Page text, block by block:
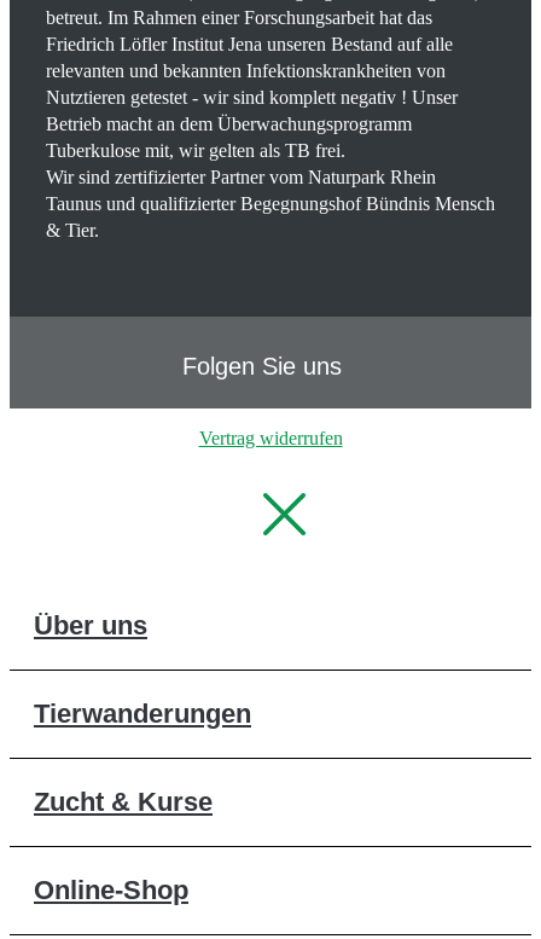
betreut. Im Rahmen einer Forschungsarbeit hat das
Friedrich Löfler Institut Jena unseren Bestand auf alle
relevanten und bekannten Infektionskrankheiten von
Nutztieren getestet - wir sind komplett negativ ! Unser
Betrieb macht an dem Überwachungsprogramm
Tuberkulose mit, wir gelten als TB frei.
Wir sind zertifizierter Partner vom Naturpark Rhein
Taunus und qualifizierter Begegnungshof Bündnis Mensch
& Tier.
Folgen Sie uns
Vertrag widerrufen
Über uns
Tierwanderungen
Zucht & Kurse
Online-Shop